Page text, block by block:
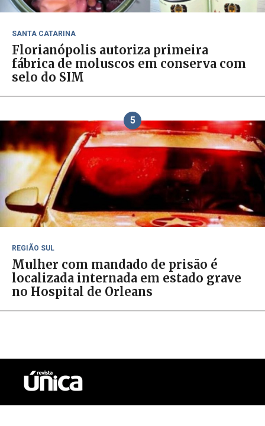
SANTA CATARINA
Florianópolis autoriza primeira
fábrica de moluscos em conserva com
selo do SIM
5
REGIÃO SUL
Mulher com mandado de prisão é
localizada internada em estado grave
no Hospital de Orleans